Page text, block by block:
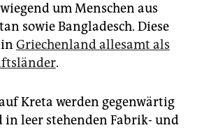
um Menschen aus
sowie Bangladesch. Diese
Griechenland allesamt als
.
Kreta werden gegenwärtig
in leer stehenden Fabrik- und